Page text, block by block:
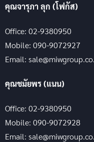
คุณจารุภา ลุก (โฟกัส)
Office: 02-9380950
Mobile: 090-9072927
Email:
คุณชมัยพร (แนน)
Office: 02-9380950
Mobile: 090-9072928
Email: